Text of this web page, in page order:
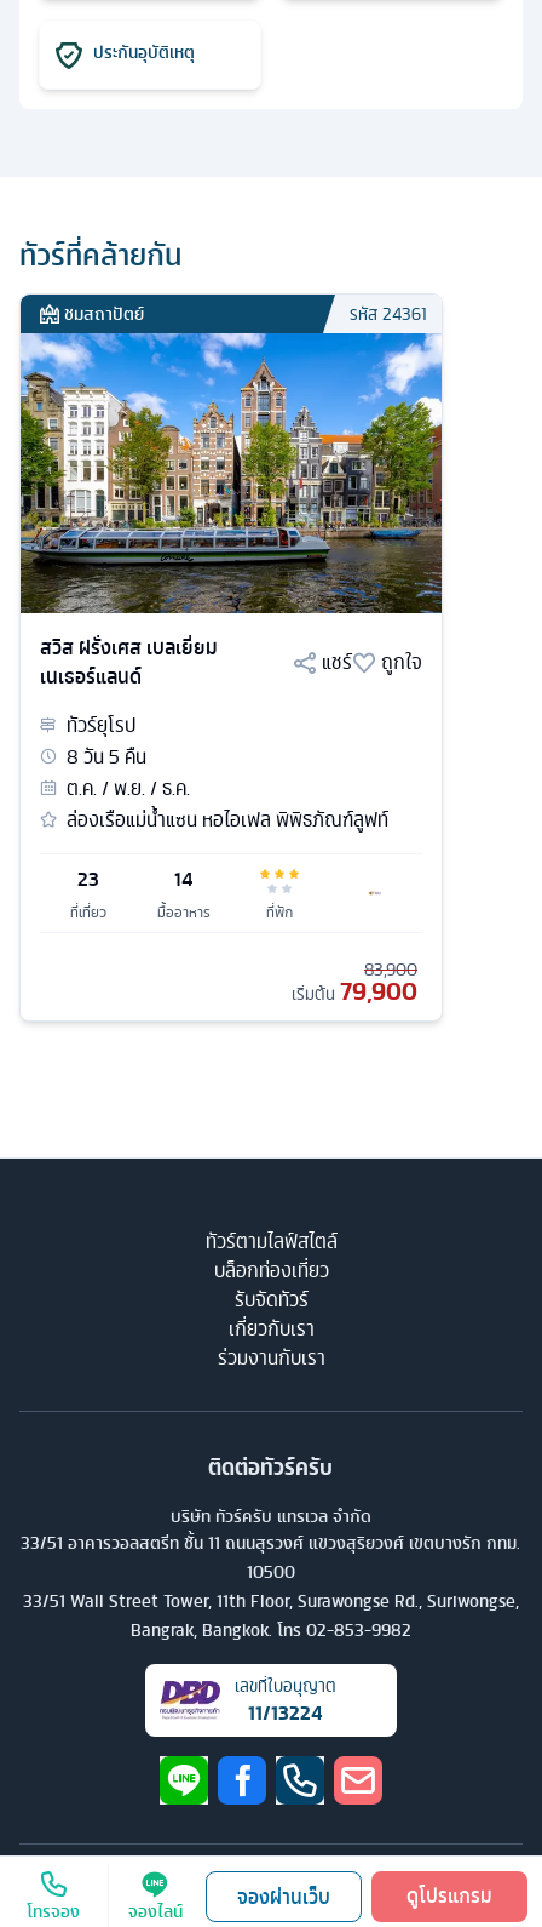
ประกันอุบัติเหตุ
ดูโปรแกรม
จองผ่านเว็บ
โทรจอง จองไลน์
ทัวร์ที่คล้ายกัน
ชมสถาปัตย์ รหัส24361
สวิส ฝรั่งเศส เบลเยี่ยม
เนเธอร์แลนด์
แชร์
ถูกใจ
ทัวร์ยุโรป
8วัน5 คืน
ต.ค. / พ.ย. / ธ.ค.
ล่องเรือแม่น้ำแซน หอไอเฟล พิพิธภัณฑ์ลูฟท์
23
ที่เที่ยว
14
มื้ออาหาร ที่พัก
83,900
เริ่มต้น 79,900
ทัวร์ตามไลฟ์สไตล์
บล็อกท่องเที่ยว
รับจัดทัวร์
เกี่ยวกับเรา
ร่วมงานกับเรา
ติดต่อทัวร์ครับ
บริษัท ทัวร์ครับ แทรเวล จำกัด
33/51 อาคารวอลสตรีท ชั้น 11 ถนนสุรวงศ์ แขวงสุริยวงศ์ เขตบางรัก กทม.
10500
33/51 Wall Street Tower, 11th Floor, Surawongse Rd., Suriwongse,
Bangrak, Bangkok. โทร 02-853-9982
เลขที่ใบอนุญาต
11/13224
2026บริษัท ทัวร์ครับ แทรเวล จำกัด สงวนลิขสิทธิ์